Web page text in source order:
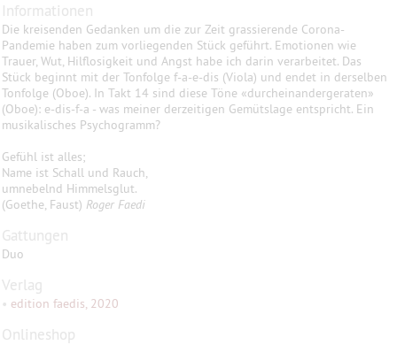
Informationen
Die kreisenden Gedanken um die zur Zeit grassierende Corona-
Pandemie haben zum vorliegenden Stück geführt. Emotionen wie
Trauer, Wut, Hilflosigkeit und Angst habe ich darin verarbeitet. Das
Stück beginnt mit der Tonfolge f-a-e-dis (Viola) und endet in derselben
Tonfolge (Oboe). In Takt 14 sind diese Töne «durcheinandergeraten»
(Oboe): e-dis-f-a - was meiner derzeitigen Gemütslage entspricht. Ein
musikalisches Psychogramm?
Gefühl ist alles;
Name ist Schall und Rauch,
umnebelnd Himmelsglut.
(Goethe, Faust) Roger Faedi
Gattungen
Duo
Verlag
• edition faedis, 2020
Onlineshop